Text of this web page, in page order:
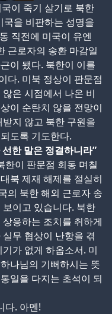
이 죽기 살기로 북한
국을 비판하는 성명을
직전에 미국이 유엔
근로자의 송환 마감일
이 됐다. 북한이 이를
다. 미북 정상이 판문점
은 시점에서 나온 비
이 순탄치 않을 전망이
지 않고 북한 구원을
도록 기도한다.
한 말은 정결하니라”
한이 판문점 회동 며칠
북 제재 해제를 절실히
의 북한 해외 근로자 송
이고 있습니다. 북한
응하는 조치를 취하게
무 협상이 난항을 겪
가 없게 하옵소서. 미
나님의 기뻐하시는 뜻
일을 다지는 초석이 되
다. 아멘!